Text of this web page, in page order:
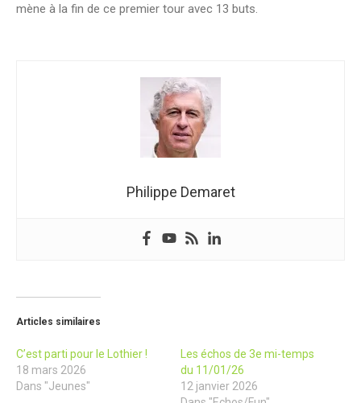
mène à la fin de ce premier tour avec 13 buts.
Philippe Demaret
Articles similaires
C’est parti pour le Lothier !
18 mars 2026
Dans "Jeunes"
Les échos de 3e mi-temps
du 11/01/26
12 janvier 2026